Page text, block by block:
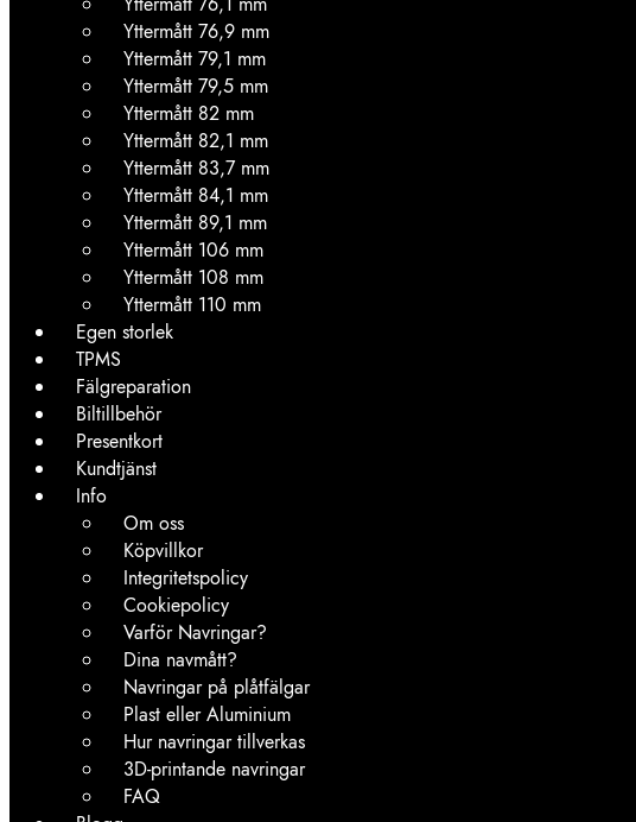
Yttermått 76,9 mm
Yttermått 79,1 mm
Yttermått 79,5 mm
Yttermått 82 mm
Yttermått 82,1 mm
Yttermått 83,7 mm
Yttermått 84,1 mm
Yttermått 89,1 mm
Yttermått 106 mm
Yttermått 108 mm
Yttermått 110 mm
Egen storlek
TPMS
Fälgreparation
Biltillbehör
Presentkort
Kundtjänst
Info
Om oss
Köpvillkor
Integritetspolicy
Cookiepolicy
Varför Navringar?
Dina navmått?
Navringar på plåtfälgar
Plast eller Aluminium
Hur navringar tillverkas
3D-printande navringar
FAQ